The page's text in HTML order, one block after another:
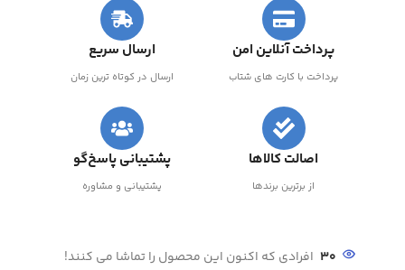
پرداخت آنلاین امن
پرداخت با کارت های شتاب
ارسال سریع
ارسال در کوتاه ترین زمان
اصالت کالاها
از برترین برندها
پشتیبانی پاسخ‌گو
پشتیبانی و مشاوره
30 افرادی که اکنون این محصول را تماشا می کنند!